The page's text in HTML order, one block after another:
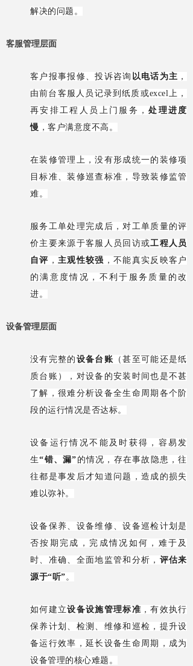
解决的问题。
客服管理层面
客户报事报修、投诉咨询 以电话为主 ，
由前台客服人员记录到纸质或excel上，
再安排工程人员上门服务，处理进度
慢 ，客户满意度不高。
在装修管理上，没有形成统一的装修项
目标准、装修巡查标准，导致装修监管
难。
服务工单处理完成后，对工单质量的评
价主要来源于客服人员回访或工程人员
自评 ， 主观性较强 ，不能真实反映客户
的满意度情况，不利于服务质量的改
进。
设备管理层面
没有完整的 设备台账 （甚至可能还是纸
质台账），对设备的安装时间也是不甚
了解，很难分析设备全生命周期各个阶
段的运行情况是否达标。
设备运行情况不能及时获得，容易发
生“错、漏” 的情况，存在事故隐患，往
往都是事发后才知道问题，造成的损失
难以弥补。
设备保养、设备维修、设备巡检计划是
否按期完成，完成情况如何，难于及
时、准确、全面地监管和分析， 评估来
源于“听” 。
如何建立设备设施管理标准 ，有效执行
保养计划、检测、维修和巡检，提升设
备运行效率，延长设备生命周期，成为
设备管理的核心难题。